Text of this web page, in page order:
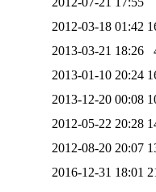
2012-03-18 01:42
2013-03-21 18:26
2013-01-10 20:24
2013-12-20 00:08
2012-05-22 20:28
2012-08-20 20:07
2016-12-31 18:01